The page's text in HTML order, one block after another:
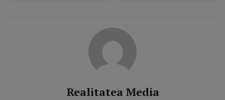
Realitatea Media